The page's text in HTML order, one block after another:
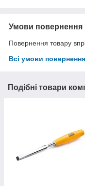
Умови повернення
Повернення товару
Всі умови повернення
Подібні товари